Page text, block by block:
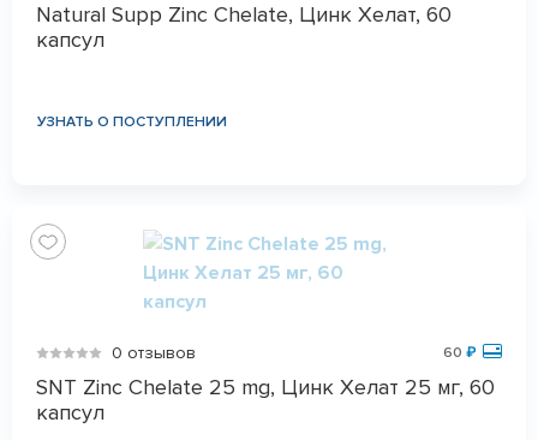
Natural Supp Zinc Chelate, Цинк Хелат, 60
капсул
УЗНАТЬ О ПОСТУПЛЕНИИ
0 отзывов 60 ₽
SNT Zinc Chelate 25 mg, Цинк Хелат 25 мг, 60
капсул